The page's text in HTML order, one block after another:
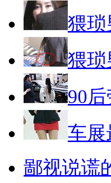
猥琐
猥琐
90
车展
鄙视说谎